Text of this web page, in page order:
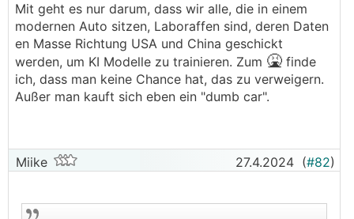
Mit geht es nur darum, dass wir alle, die in einem
modernen Auto sitzen, Laboraffen sind, deren Daten
en Masse Richtung USA und China geschickt
werden, um KI Modelle zu trainieren. Zum 🤮 finde
ich, dass man keine Chance hat, das zu verweigern.
Außer man kauft sich eben ein "dumb car".
Miike 27.4.2024 (#82)